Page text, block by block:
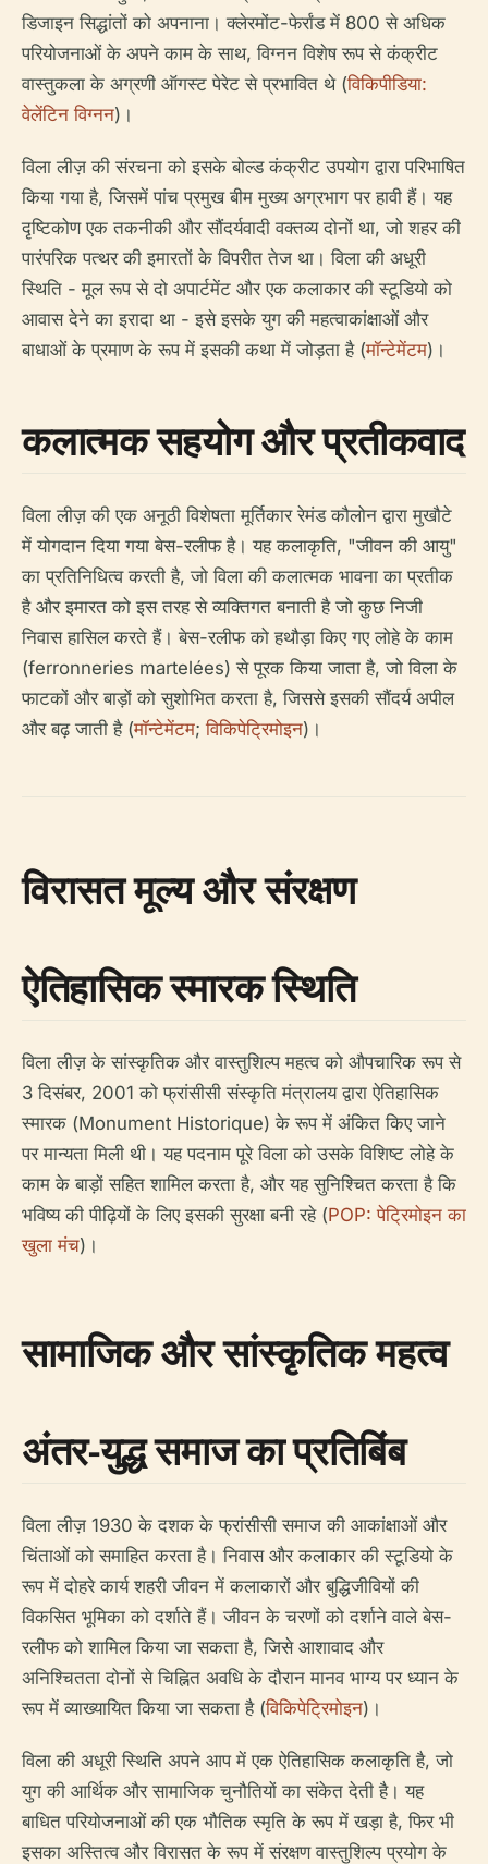
डिजाइन सिद्धांतों को अपनाना। क्लेरमोंट-फेर्रांड में 800 से अधिक
परियोजनाओं के अपने काम के साथ, विग्नन विशेष रूप से कंक्रीट
वास्तुकला के अग्रणी ऑगस्ट पेरेट से प्रभावित थे (विकिपीडिया:
वेलेंटिन विग्नन)।
विला लीज़ की संरचना को इसके बोल्ड कंक्रीट उपयोग द्वारा परिभाषित
किया गया है, जिसमें पांच प्रमुख बीम मुख्य अग्रभाग पर हावी हैं। यह
दृष्टिकोण एक तकनीकी और सौंदर्यवादी वक्तव्य दोनों था, जो शहर की
पारंपरिक पत्थर की इमारतों के विपरीत तेज था। विला की अधूरी
स्थिति - मूल रूप से दो अपार्टमेंट और एक कलाकार की स्टूडियो को
आवास देने का इरादा था - इसे इसके युग की महत्वाकांक्षाओं और
बाधाओं के प्रमाण के रूप में इसकी कथा में जोड़ता है (मॉन्टेमेंटम)।
कलात्मक सहयोग और प्रतीकवाद
विला लीज़ की एक अनूठी विशेषता मूर्तिकार रेमंड कौलोन द्वारा मुखौटे
में योगदान दिया गया बेस-रलीफ है। यह कलाकृति, "जीवन की आयु"
का प्रतिनिधित्व करती है, जो विला की कलात्मक भावना का प्रतीक
है और इमारत को इस तरह से व्यक्तिगत बनाती है जो कुछ निजी
निवास हासिल करते हैं। बेस-रलीफ को हथौड़ा किए गए लोहे के काम
(ferronneries martelées) से पूरक किया जाता है, जो विला के
फाटकों और बाड़ों को सुशोभित करता है, जिससे इसकी सौंदर्य अपील
और बढ़ जाती है (मॉन्टेमेंटम;विकिपेट्रिमोइन)।
विरासत मूल्य और संरक्षण
ऐतिहासिक स्मारक स्थिति
विला लीज़ के सांस्कृतिक और वास्तुशिल्प महत्व को औपचारिक रूप से
3 दिसंबर, 2001 को फ्रांसीसी संस्कृति मंत्रालय द्वारा ऐतिहासिक
स्मारक (Monument Historique) के रूप में अंकित किए जाने
पर मान्यता मिली थी। यह पदनाम पूरे विला को उसके विशिष्ट लोहे के
काम के बाड़ों सहित शामिल करता है, और यह सुनिश्चित करता है कि
भविष्य की पीढ़ियों के लिए इसकी सुरक्षा बनी रहे (POP: पेट्रिमोइन का
खुला मंच)।
सामाजिक और सांस्कृतिक महत्व
अंतर-युद्ध समाज का प्रतिबिंब
विला लीज़ 1930 के दशक के फ्रांसीसी समाज की आकांक्षाओं और
चिंताओं को समाहित करता है। निवास और कलाकार की स्टूडियो के
रूप में दोहरे कार्य शहरी जीवन में कलाकारों और बुद्धिजीवियों की
विकसित भूमिका को दर्शाते हैं। जीवन के चरणों को दर्शाने वाले बेस-
रलीफ को शामिल किया जा सकता है, जिसे आशावाद और
अनिश्चितता दोनों से चिह्नित अवधि के दौरान मानव भाग्य पर ध्यान के
रूप में व्याख्यायित किया जा सकता है (विकिपेट्रिमोइन)।
विला की अधूरी स्थिति अपने आप में एक ऐतिहासिक कलाकृति है, जो
युग की आर्थिक और सामाजिक चुनौतियों का संकेत देती है। यह
बाधित परियोजनाओं की एक भौतिक स्मृति के रूप में खड़ा है, फिर भी
इसका अस्तित्व और विरासत के रूप में संरक्षण वास्तुशिल्प प्रयोग के